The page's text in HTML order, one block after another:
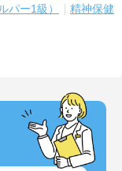
パー1級）
精神保健